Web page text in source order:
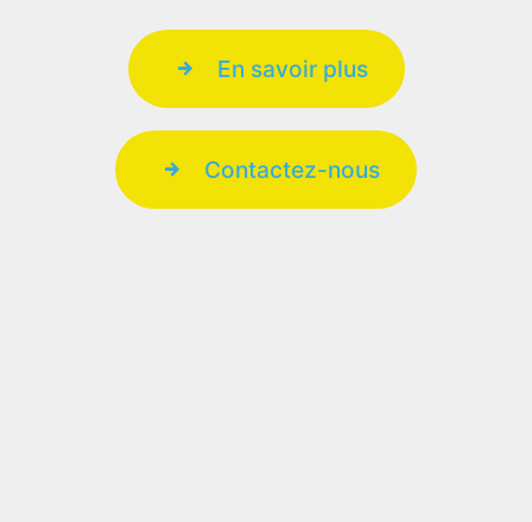
En savoir plus
Contactez-nous